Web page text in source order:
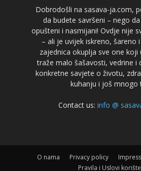
Dobrodošli na sasava-ja.com,
da budete savršeni – nego
opušteni i nasmijani! Ovdje nije
– ali je uvijek iskreno, šareno
zajednica okuplja sve one koji
traže malo šašavosti, vedrine i
konkretne savjete o životu,
kuhanju i još mnogo
Contact us:info @
O nama Privacy policy
Pravila i Uslovi